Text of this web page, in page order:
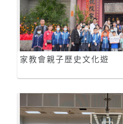
家教會親子歷史文化遊